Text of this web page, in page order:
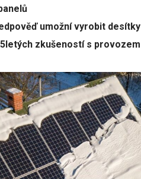
umožní vyrobit
zkušeností s